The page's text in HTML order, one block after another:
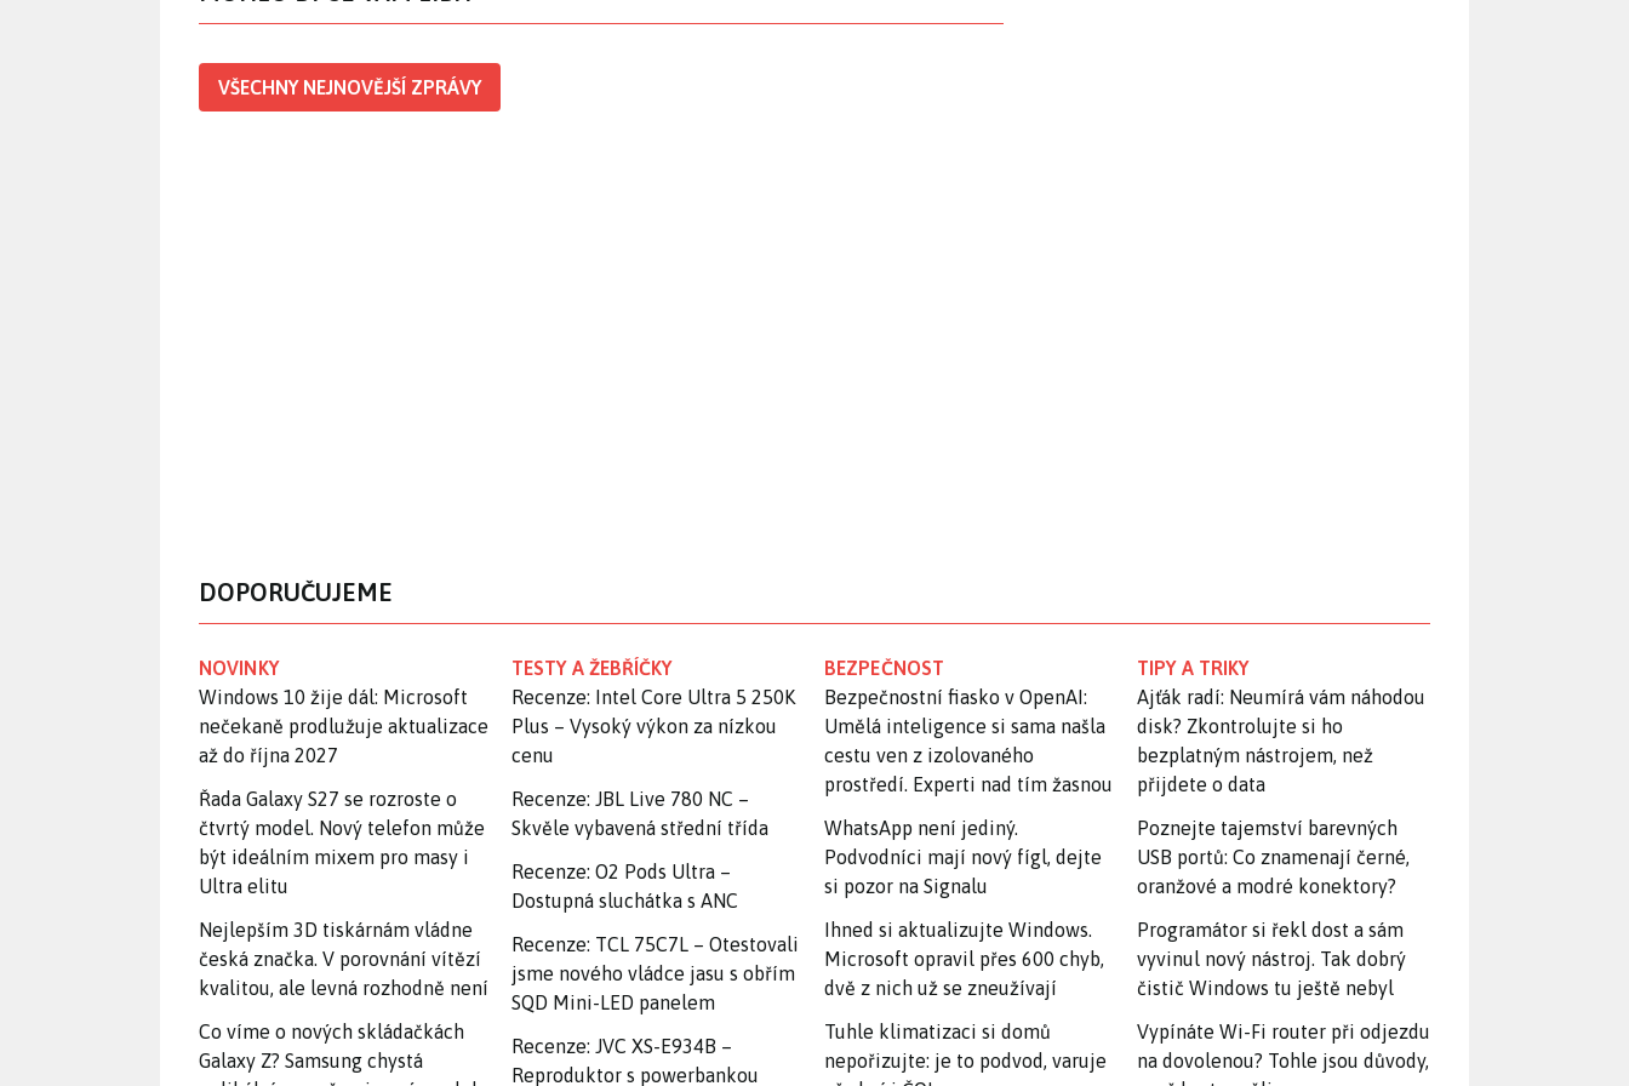
VŠECHNY NEJNOVĚJŠÍ ZPRÁVY
DOPORUČUJEME
NOVINKY
Windows 10 žije dál: Microsoft
nečekaně prodlužuje aktualizace
až do října 2027
Řada Galaxy S27 se rozroste o
čtvrtý model. Nový telefon může
být ideálním mixem pro masy i
Ultra elitu
Nejlepším 3D tiskárnám vládne
česká značka. V porovnání vítězí
kvalitou, ale levná rozhodně není
Co víme o nových skládačkách
Galaxy Z? Samsung chystá
TESTY A ŽEBŘÍČKY
Recenze: Intel Core Ultra 5 250K
Plus – Vysoký výkon za nízkou
cenu
Recenze: JBL Live 780 NC –
Skvěle vybavená střední třída
Recenze: O2 Pods Ultra –
Dostupná sluchátka s ANC
Recenze: TCL 75C7L – Otestovali
jsme nového vládce jasu s obřím
SQD Mini-LED panelem
Recenze: JVC XS-E934B –
Reproduktor s powerbankou
BEZPEČNOST
Bezpečnostní fiasko v OpenAI:
Umělá inteligence si sama našla
cestu ven z izolovaného
prostředí. Experti nad tím žasnou
WhatsApp není jediný.
Podvodníci mají nový fígl, dejte
si pozor na Signalu
Ihned si aktualizujte Windows.
Microsoft opravil přes 600 chyb,
dvě z nich už se zneužívají
Tuhle klimatizaci si domů
nepořizujte: je to podvod, varuje
TIPY A TRIKY
Ajťák radí: Neumírá vám náhodou
disk? Zkontrolujte si ho
bezplatným nástrojem, než
přijdete o data
Poznejte tajemství barevných
USB portů: Co znamenají černé,
oranžové a modré konektory?
Programátor si řekl dost a sám
vyvinul nový nástroj. Tak dobrý
čistič Windows tu ještě nebyl
Vypínáte Wi-Fi router při odjezdu
na dovolenou? Tohle jsou důvody,